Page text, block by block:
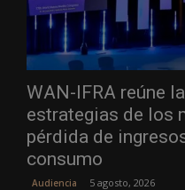
WAN-IFRA reúne
estrategias de los
pérdida de
consumo
Audiencia 5 agosto, 2026